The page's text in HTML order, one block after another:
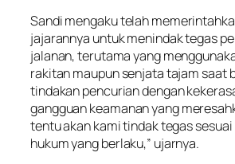
Sandi mengaku telah
jajarannya untuk menindak tegas
jalanan, terutama yang
rakitan maupun senjata tajam saat
tindakan pencurian dengan
gangguan keamanan yang
tentu akan kami tindak tegas
hukum yang berlaku,” ujarnya.